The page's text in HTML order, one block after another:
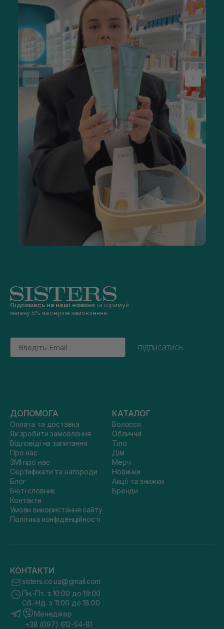
Підпишись на наші новини та отримуй
знижку 5% на перше замовлення
Email
підписатись
ДОПОМОГА
Оплата та доставка
Як зробити замовлення
Відповіді на запитання
Про нас
ЗМІ про нас
Сертифікати та нагороди
Блог
Бюті словник
Контакти
Умови використання сайту
Політика конфіденційності
КАТАЛОГ
Волосся
Обличчя
Тіло
Дім
Мерч
Новинки
Акції та знижки
Бренди
КОНТАКТИ
sisters.co.ua@gmail.com
Пн.-Пт. з 10:00 до 19:00
Сб.-Нд. з 11:00 до 18:00
Менеджер
+38 (097) 612-54-81